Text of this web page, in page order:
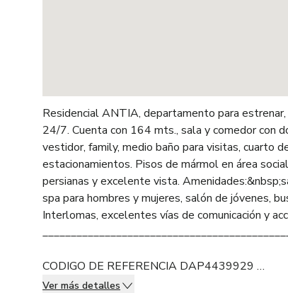
Residencial ANTIA, departamento para
24/7. Cuenta con 164 mts., sala y comedor con
vestidor, family, medio baño para visitas, cuarto
estacionamientos. Pisos de mármol en área
persianas y excelente vista.
spa para hombres y mujeres, salón de jóvenes,
Interlomas, excelentes vías de comunicación y
CODIGO DE REFERENCIA DAP4439929
Las medidas son ilustrativas y deben de
Ver más detalles